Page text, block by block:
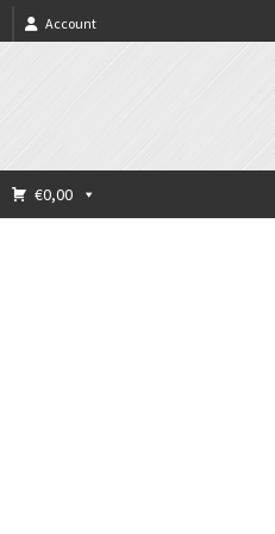
Account
€0,00